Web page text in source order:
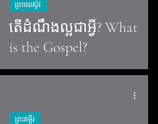
តើដំណឹងល្អជាអ្វី? What
is the Gospel?
ព្រះយេស៊ូវ
ព្រះគម្ពីរ